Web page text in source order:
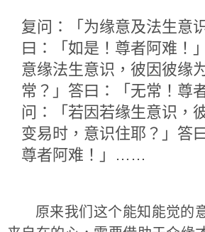
复问：「为缘意及法生意
曰：「如是！尊者阿难！
意缘法生意识，彼因彼缘
常？」答曰：「无常！尊
问：「若因若缘生意识，
变易时，意识住耶？」答
尊者阿难！」……
原来我们这个能知能觉的